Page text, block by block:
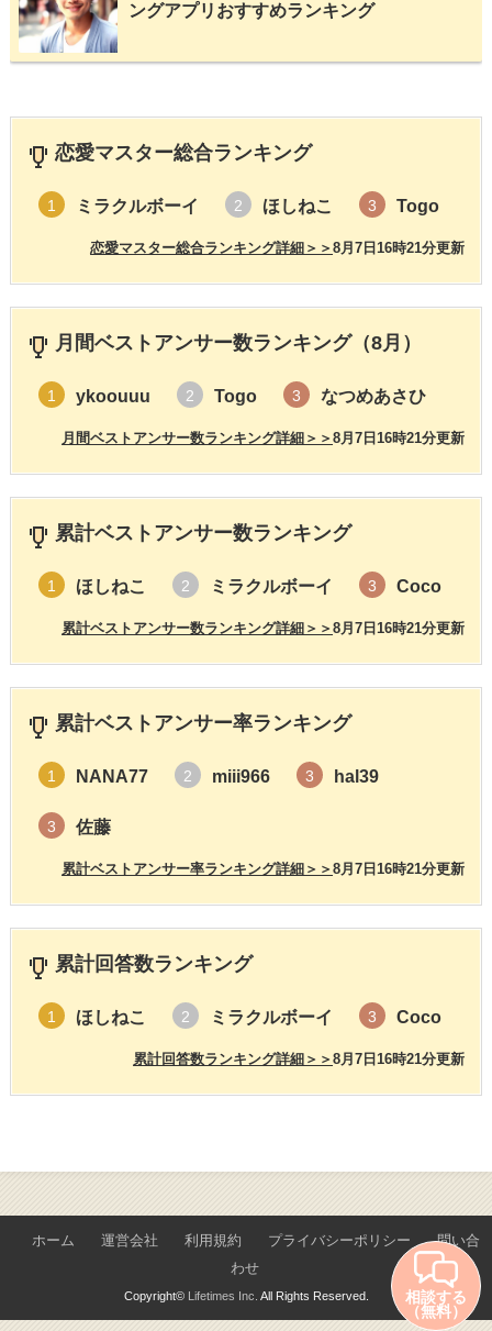
ングアプリおすすめランキング
恋愛マスター総合ランキング
1 ミラクルボーイ 2 ほしねこ 3 Togo
8月7日16時21分更新
恋愛マスター総合ランキング詳細＞＞
月間ベストアンサー数ランキング（8月）
1 ykoouuu 2 Togo 3 なつめあさひ
8月7日16時21分更新
月間ベストアンサー数ランキング詳細＞＞
累計ベストアンサー数ランキング
1 ほしねこ 2 ミラクルボーイ 3 Coco
8月7日16時21分更新
累計ベストアンサー数ランキング詳細＞＞
累計ベストアンサー率ランキング
1 NANA77 2 miii966 3 hal39
3 佐藤
8月7日16時21分更新
累計ベストアンサー率ランキング詳細＞＞
累計回答数ランキング
1 ほしねこ 2 ミラクルボーイ 3 Coco
8月7日16時21分更新
累計回答数ランキング詳細＞＞
ホーム 運営会社 利用規約 プライバシーポリシー
問い合
わせ
Copyright© Lifetimes Inc. All Rights Reserved. 相談する
（無料）